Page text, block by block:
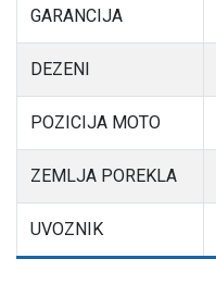
GARANCIJA
DEZENI
POZICIJA MOTO
ZEMLJA POREKLA
UVOZNIK